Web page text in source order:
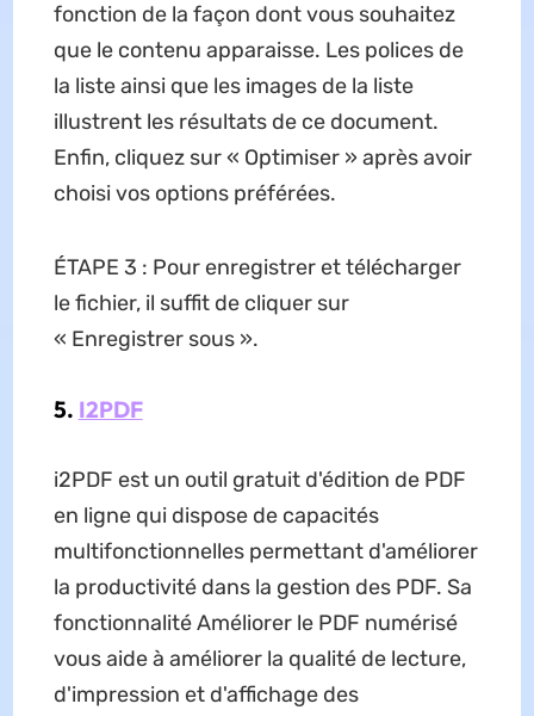
fonction de la façon dont vous souhaitez
que le contenu apparaisse. Les polices de
la liste ainsi que les images de la liste
illustrent les résultats de ce document.
Enfin, cliquez sur « Optimiser » après avoir
choisi vos options préférées.
ÉTAPE 3 : Pour enregistrer et télécharger
le fichier, il suffit de cliquer sur
« Enregistrer sous ».
5. I2PDF
i2PDF est un outil gratuit d'édition de PDF
en ligne qui dispose de capacités
multifonctionnelles permettant d'améliorer
la productivité dans la gestion des PDF. Sa
fonctionnalité Améliorer le PDF numérisé
vous aide à améliorer la qualité de lecture,
d'impression et d'affichage des